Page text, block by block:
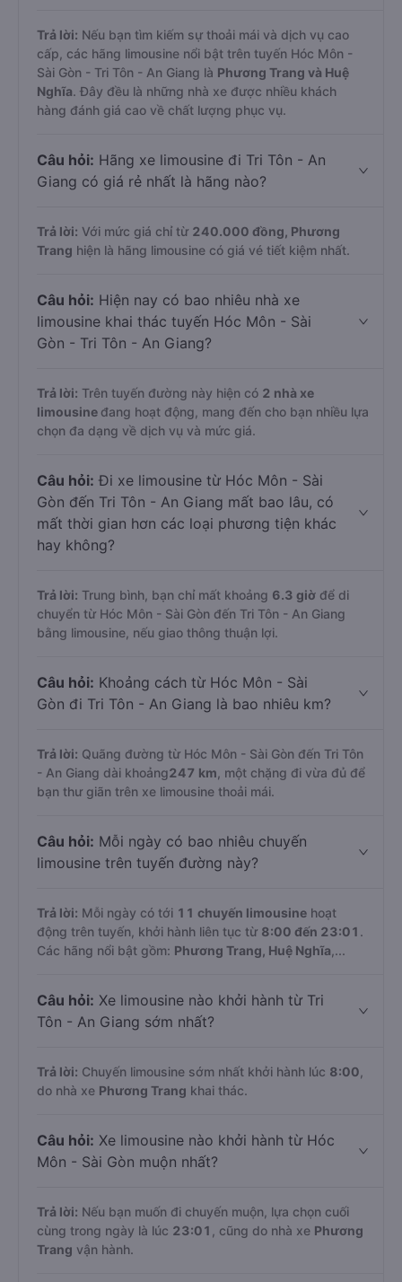
Trả lời: Nếu bạn tìm kiếm sự thoải mái và dịch vụ cao
cấp, các hãng limousine nổi bật trên tuyến Hóc Môn -
Sài Gòn - Tri Tôn - An Giang là Phương Trang và Huệ
Nghĩa. Đây đều là những nhà xe được nhiều khách
hàng đánh giá cao về chất lượng phục vụ.
Câu hỏi: Hãng xe limousine đi Tri Tôn - An
Giang có giá rẻ nhất là hãng nào?
Trả lời: Với mức giá chỉ từ 240.000 đồng, Phương
Trang hiện là hãng limousine có giá vé tiết kiệm nhất.
Câu hỏi: Hiện nay có bao nhiêu nhà xe
limousine khai thác tuyến Hóc Môn - Sài
Gòn - Tri Tôn - An Giang?
Trả lời: Trên tuyến đường này hiện có 2 nhà xe
limousine đang hoạt động, mang đến cho bạn nhiều lựa
chọn đa dạng về dịch vụ và mức giá.
Câu hỏi: Đi xe limousine từ Hóc Môn - Sài
Gòn đến Tri Tôn - An Giang mất bao lâu, có
mất thời gian hơn các loại phương tiện khác
hay không?
Trả lời: Trung bình, bạn chỉ mất khoảng 6.3 giờ để di
chuyển từ Hóc Môn - Sài Gòn đến Tri Tôn - An Giang
bằng limousine, nếu giao thông thuận lợi.
Câu hỏi: Khoảng cách từ Hóc Môn - Sài
Gòn đi Tri Tôn - An Giang là bao nhiêu km?
Trả lời: Quãng đường từ Hóc Môn - Sài Gòn đến Tri Tôn
- An Giang dài khoảng247 km , một chặng đi vừa đủ để
bạn thư giãn trên xe limousine thoải mái.
Câu hỏi: Mỗi ngày có bao nhiêu chuyến
limousine trên tuyến đường này?
Trả lời: Mỗi ngày có tới 11 chuyến limousine hoạt
động trên tuyến, khởi hành liên tục từ 8:00 đến 23:01 .
Các hãng nổi bật gồm: Phương Trang, Huệ Nghĩa ,...
Câu hỏi: Xe limousine nào khởi hành từ Tri
Tôn - An Giang sớm nhất?
Trả lời: Chuyến limousine sớm nhất khởi hành lúc 8:00
do nhà xe Phương Trang khai thác.
Câu hỏi: Xe limousine nào khởi hành từ Hóc
Môn - Sài Gòn muộn nhất?
Trả lời: Nếu bạn muốn đi chuyến muộn, lựa chọn cuối
cùng trong ngày là lúc 23:01 , cũng do nhà xe Phương
Trang vận hành.